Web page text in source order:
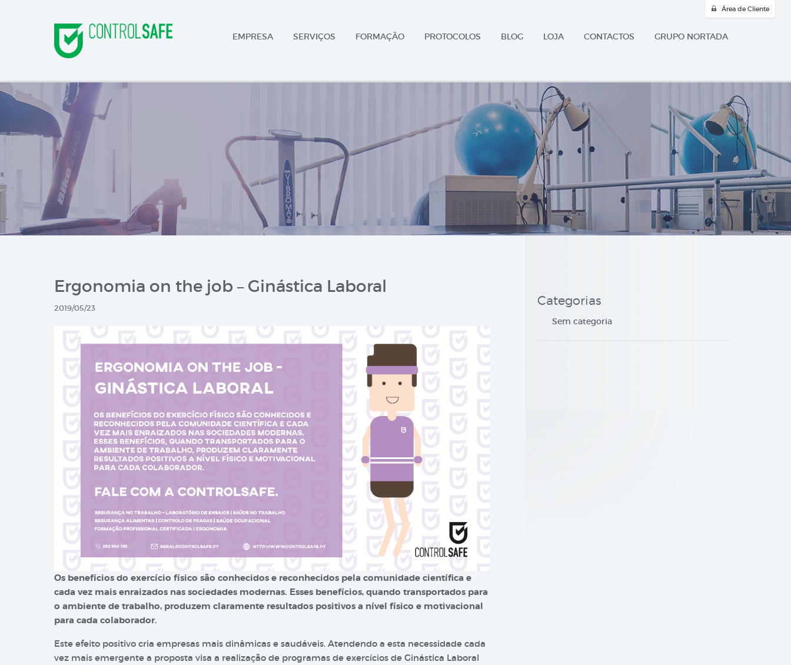
Área de Cliente
EMPRESA SERVIÇOS FORMAÇÃO PROTOCOLOS BLOG LOJA CONTACTOS GRUPO NORTADA
Ergonomia on the job – Ginástica Laboral
2019/05/23
Os benefícios do exercício físico são conhecidos e reconhecidos pela comunidade científica e
cada vez mais enraizados nas sociedades modernas. Esses benefícios, quando transportados para
o ambiente de trabalho, produzem claramente resultados positivos a nível físico e motivacional
para cada colaborador.
Este efeito positivo cria empresas mais dinâmicas e saudáveis. Atendendo a esta necessidade cada
vez mais emergente a proposta visa a realização de programas de exercícios de Ginástica Laboral
Categorias
Sem categoria